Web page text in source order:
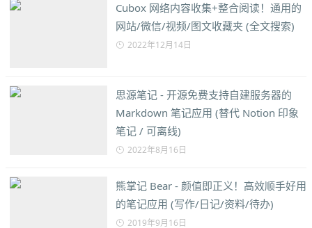
Cubox 网络内容收集+整合阅读！通用的
网站/微信/视频/图文收藏夹 (全文搜索)
2022年12月14日
思源笔记 - 开源免费支持自建服务器的
Markdown 笔记应用 (替代 Notion 印象
笔记 / 可离线)
2022年8月16日
熊掌记 Bear - 颜值即正义！高效顺手好用
的笔记应用 (写作/日记/资料/待办)
2019年9月16日